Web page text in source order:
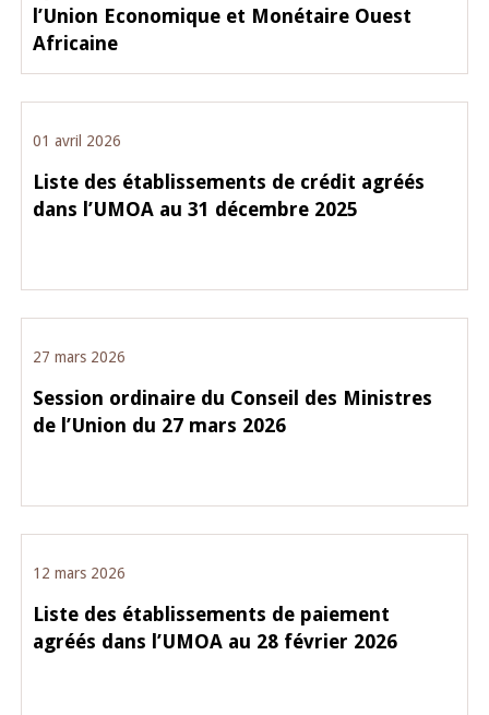
l’Union Economique et Monétaire Ouest
Africaine
01 avril 2026
Liste des établissements de crédit agréés
dans l’UMOA au 31 décembre 2025
27 mars 2026
Session ordinaire du Conseil des Ministres
de l’Union du 27 mars 2026
12 mars 2026
Liste des établissements de paiement
agréés dans l’UMOA au 28 février 2026